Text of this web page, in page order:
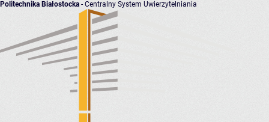
Politechnika Białostocka - Centralny System Uwierzytelniania